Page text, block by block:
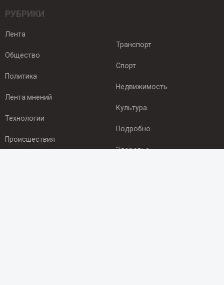
РУБРИКИ
Лента
Общество
Политика
Лента мнений
Технологии
Происшествия
Транспорт
Спорт
Недвижимость
Культура
Подробно
Здоровье